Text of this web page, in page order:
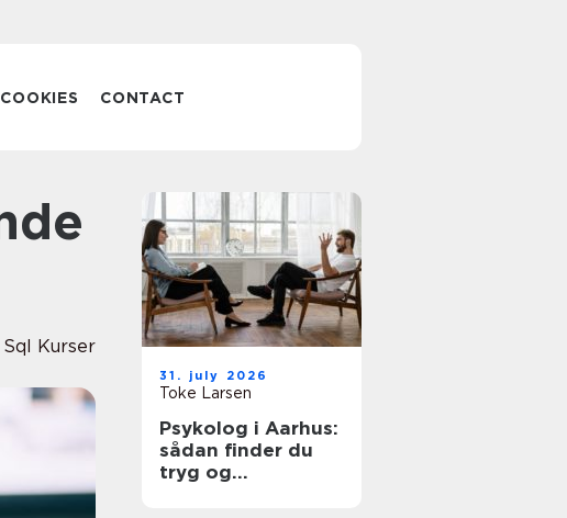
COOKIES CONTACT
Sql Kurser
31. july 2026
Toke Larsen
Psykolog i Aarhus:
sådan finder du
tryg og